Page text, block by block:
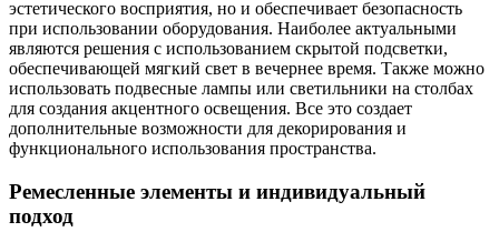
эстетического восприятия, но и обеспечивает безопасность
при использовании оборудования. Наиболее актуальными
являются решения с использованием скрытой подсветки,
обеспечивающей мягкий свет в вечернее время. Также можно
использовать подвесные лампы или светильники на столбах
для создания акцентного освещения. Все это создает
дополнительные возможности для декорирования и
функционального использования пространства.
Ремесленные элементы и индивидуальный
подход